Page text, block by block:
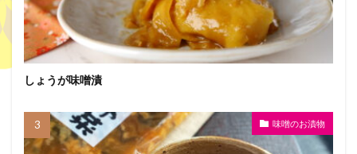
しょうが味噌漬
味噌のお漬物